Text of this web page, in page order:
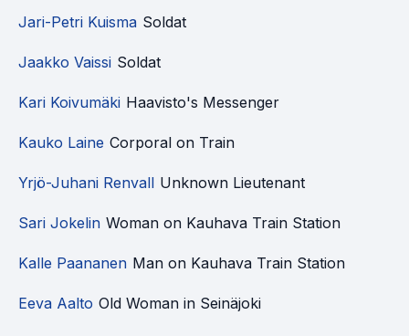
Jari-Petri Kuisma Soldat
Jaakko Vaissi Soldat
Kari Koivumäki Haavisto's Messenger
Kauko Laine Corporal on Train
Yrjö-Juhani Renvall Unknown Lieutenant
Sari Jokelin Woman on Kauhava Train Station
Kalle Paananen Man on Kauhava Train Station
Eeva Aalto Old Woman in Seinäjoki